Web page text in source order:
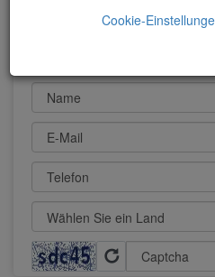
Name
E-Mail
Telefon
Captcha
Cookie-